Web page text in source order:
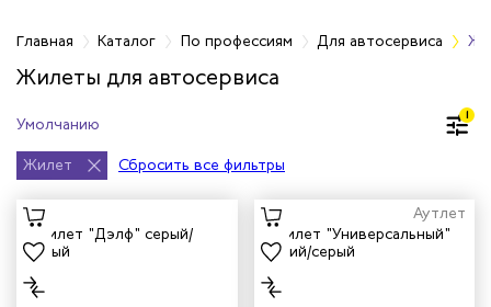
работников
Главная Каталог По профессиям Для автосервиса
Жилеты для автосервиса
1
Жилет Сбросить все фильтры
Аутлет